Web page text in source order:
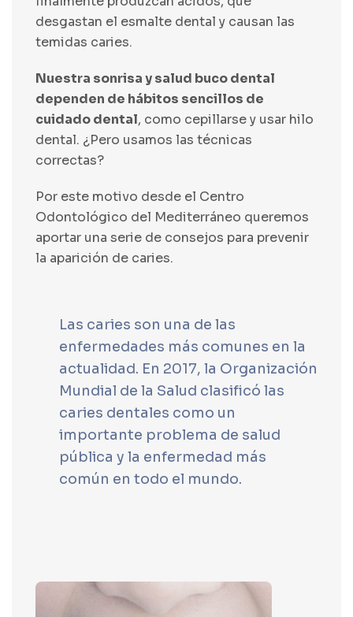
desgastan el esmalte dental y causan las
temidas caries.
Nuestra sonrisa y salud buco dental
dependen de hábitos sencillos de
cuidado dental, como cepillarse y usar hilo
dental. ¿Pero usamos las técnicas
correctas?
Por este motivo desde el Centro
Odontológico del Mediterráneo queremos
aportar una serie de consejos para prevenir
la aparición de caries.
Las caries son una de las
enfermedades más comunes en la
actualidad. En 2017, la Organización
Mundial de la Salud clasificó las
caries dentales como un
importante problema de salud
pública y la enfermedad más
común en todo el mundo.